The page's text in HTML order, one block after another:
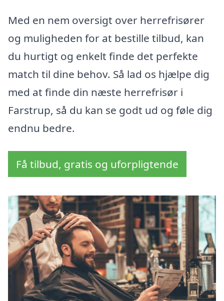
Med en nem oversigt over herrefrisører
og muligheden for at bestille tilbud, kan
du hurtigt og enkelt finde det perfekte
match til dine behov. Så lad os hjælpe dig
med at finde din næste herrefrisør i
Farstrup, så du kan se godt ud og føle dig
endnu bedre.
Få tilbud, gratis og uforpligtende